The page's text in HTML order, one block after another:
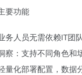
要功能
务人员无需依赖IT团
察：支持不同角色和
量化部署配置，数据